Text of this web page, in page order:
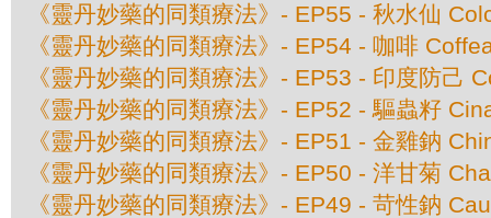
《靈丹妙藥的同類療法》- EP55 - 秋水仙
《靈丹妙藥的同類療法》- EP54 - 咖啡
《靈丹妙藥的同類療法》- EP53 - 印度防己
《靈丹妙藥的同類療法》- EP52 - 驅蟲籽
《靈丹妙藥的同類療法》- EP51 - 金雞鈉
《靈丹妙藥的同類療法》- EP50 - 洋甘菊
《靈丹妙藥的同類療法》- EP49 - 苛性鈉